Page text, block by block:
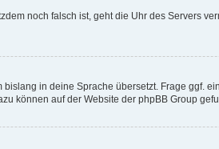
noch falsch ist, geht die Uhr des Servers
in deine Sprache übersetzt. Frage ggf.
können auf der Website der phpBB Group